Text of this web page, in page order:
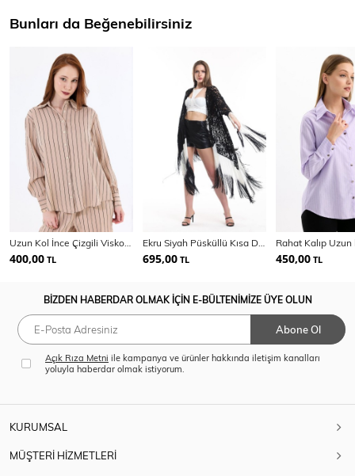
Bunları da Beğenebilirsiniz
400,00 TL 695,00 TL 450,00 TL
BİZDEN HABERDAR OLMAK İÇİN E-BÜLTENİMİZE ÜYE OLUN
Abone Ol
Açık Rıza Metni ile kampanya ve ürünler hakkında iletişim kanalları
yoluyla haberdar olmak istiyorum.
KURUMSAL
MÜŞTERİ HİZMETLERİ